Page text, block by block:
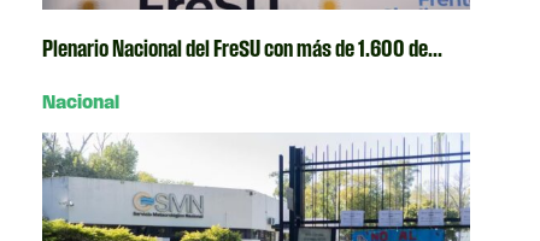
Plenario Nacional del FreSU con más de 1.600 de...
Nacional